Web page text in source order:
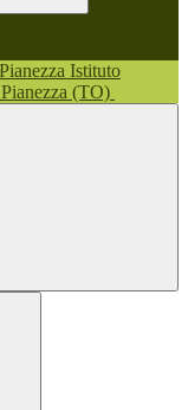
Istituto
Pianezza (TO)